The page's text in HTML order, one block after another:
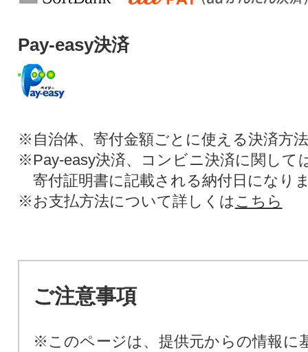
Pay-easy決済
※自治体、寄付金額ごとに使える決済方
※Pay-easy決済、コンビニ決済に関して
寄付証明書に記載される納付日になり
※お支払方法について詳しくは こちら
ご注意事項
※このページは、提供元からの情報に